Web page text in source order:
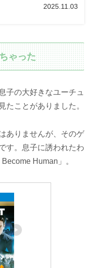
2025.11.03
ゃった
子の大好きなユーチュ
たことがありました。
ありませんが、そのゲ
す。息子に誘われたわ
Human」。